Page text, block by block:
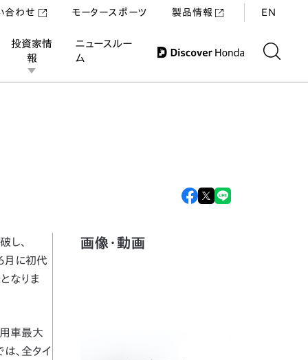
投資家情
報
ニュースルー
ム
合わせ モータースポーツ 製品情報 EN
、
月に初代
なりま
車最大
、全タイ
画像・動画